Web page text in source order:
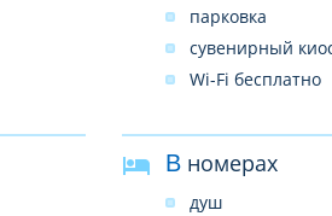
парковка
сувенирный
Wi-Fi бесплатно
В номерах
душ